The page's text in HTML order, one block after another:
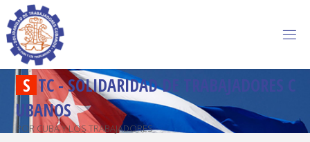
S TC-SOLIDARIDADD R A BAJADORES C
U BANOS
POR CUBA Y LOS TRABAJADORES